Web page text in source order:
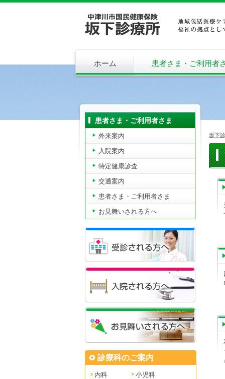
ホーム 患者さま・ご利用者
坂下
患者さま・ご利用者さま
外来案内
入院案内
特定健康診査
交通案内
患者さま・ご利用者さま
お見舞いされる方へ
診療科のご案内
内科
小児科